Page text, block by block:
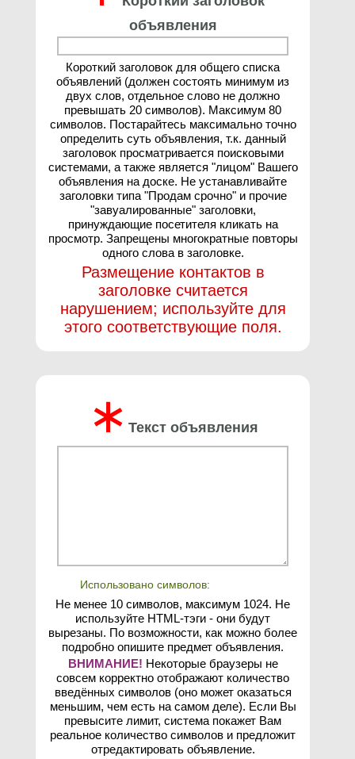
объявления
Короткий заголовок для общего списка
объявлений (должен состоять минимум из
двух слов, отдельное слово не должно
превышать 20 символов). Максимум 80
символов. Постарайтесь максимально точно
определить суть объявления, т.к. данный
заголовок просматривается поисковыми
системами, а также является "лицом" Вашего
объявления на доске. Не устанавливайте
заголовки типа "Продам срочно" и прочие
"завуалированные" заголовки,
принуждающие посетителя кликать на
просмотр. Запрещены многократные повторы
одного слова в заголовке.
Размещение контактов в
заголовке считается
нарушением; используйте для
этого соответствующие поля.
∗ Текст объявления
Использовано символов:
Не менее 10 символов, максимум 1024. Не
используйте HTML-тэги - они будут
вырезаны. По возможности, как можно более
подробно опишите предмет объявления.
ВНИМАНИЕ! Некоторые браузеры не
совсем корректно отображают количество
введённых символов (оно может оказаться
меньшим, чем есть на самом деле). Если Вы
превысите лимит, система покажет Вам
реальное количество символов и предложит
отредактировать объявление.